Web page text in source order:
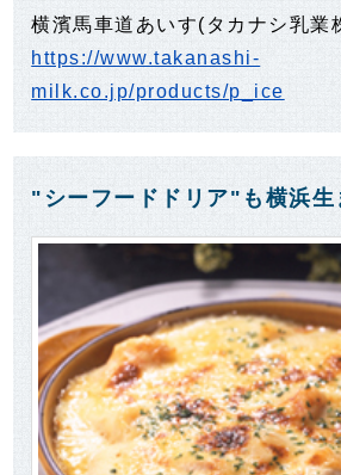
横濱馬車道あいす(タカナシ乳業
https://www.takanashi-
milk.co.jp/products/p_ice
"シーフードドリア"も横浜生